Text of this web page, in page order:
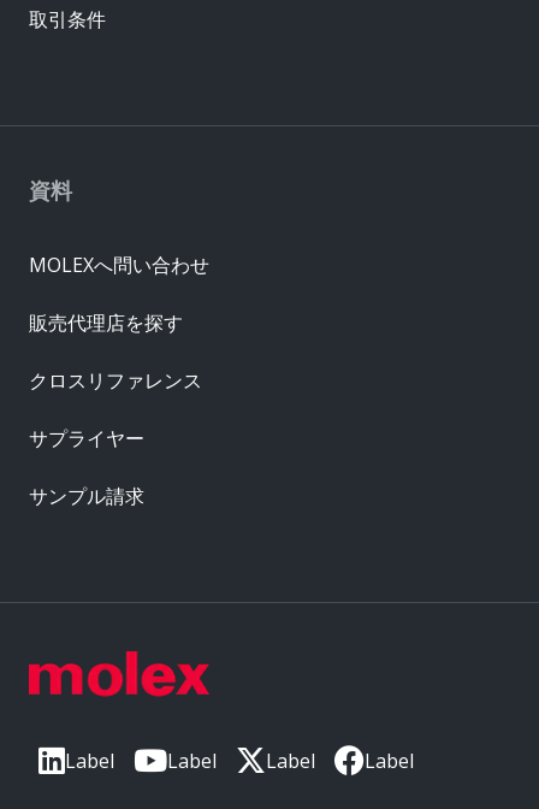
Label Label Label Label
資料
MOLEXへ問い合わせ
販売代理店を探す
クロスリファレンス
サプライヤー
サンプル請求
取引条件